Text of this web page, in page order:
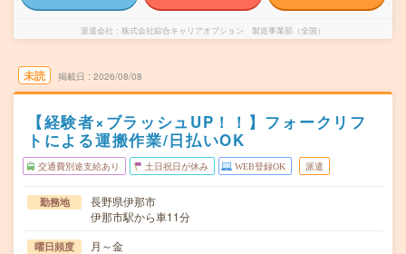
派遣会社 株式会社綜合キャリアオプション 製造事業部（全国）
未読 掲載日 2026/08/08
【経験者×ブラッシュUP！！】フォークリフ
トによる運搬作業/日払いOK
交通費別途支給あり 土日祝日が休み WEB登録OK 派遣
勤務地
長野県伊那市
伊那市駅から車11分
曜日頻度 月～金